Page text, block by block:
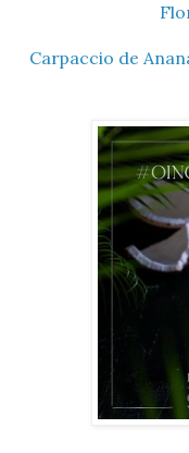
Carpaccio de